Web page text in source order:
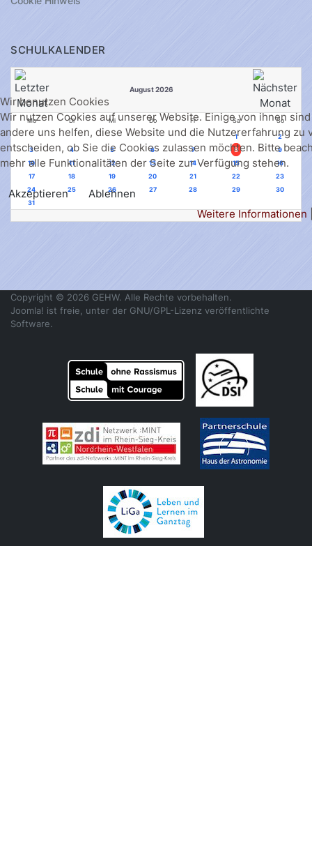
SCHULKALENDER
August 2026
Mo Di Mi Do Fr Sa So
1
2
3
4 5 6 7 8
9
10
11 12 13 14 15
16
17
18 19 20 21 22
23
24
25 26 27 28 29
30
31
Copyright © 2026 GEHW. Alle Rechte vorbehalten.
Joomla! ist freie, unter der GNU/GPL-Lizenz veröffentlichte
Software.
Wir benutzen Cookies
Wir nutzen Cookies auf unserer Website. Einige von ihnen
andere uns helfen, diese Website und die Nutzererfahrung
entscheiden, ob Sie die Cookies zulassen möchten. Bitte
mehr alle Funktionalitäten der Seite zur Verfügung stehen.
Akzeptieren
Ablehnen
Weitere Informationen